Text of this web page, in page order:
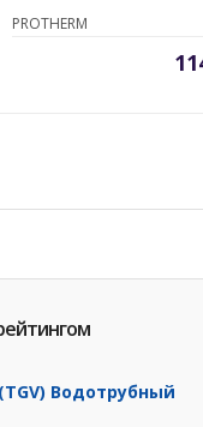
PROTHERM
Водотрубный